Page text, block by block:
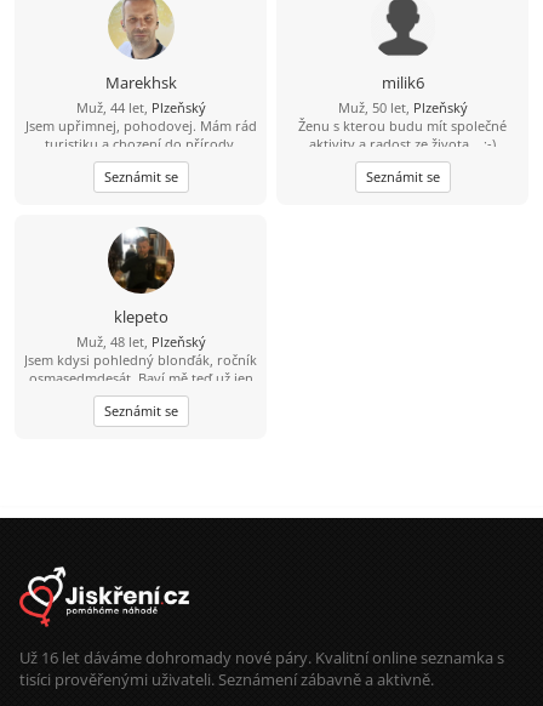
Marekhsk
Muž, 44 let, Plzeňský
Jsem upřimnej, pohodovej. Mám rád
turistiku a chození do přírody.
Seznámit se
milik6
Muž, 50 let, Plzeňský
Ženu s kterou budu mít společné
aktivity a radost ze života... :-)
Seznámit se
klepeto
Muž, 48 let, Plzeňský
Jsem kdysi pohledný blonďák, ročník
osmasedmdesát. Baví mě teď už jen
sledovat fotbal, hokej, atd. Kolo, lyže
a nějaký ten pohyb ve vodě ještě
zvládnu a možná i běh (pár metrů;-)
Seznámit se
Už 16 let dáváme dohromady nové páry. Kvalitní online seznamka s
tisíci prověřenými uživateli. Seznámení zábavně a aktivně.